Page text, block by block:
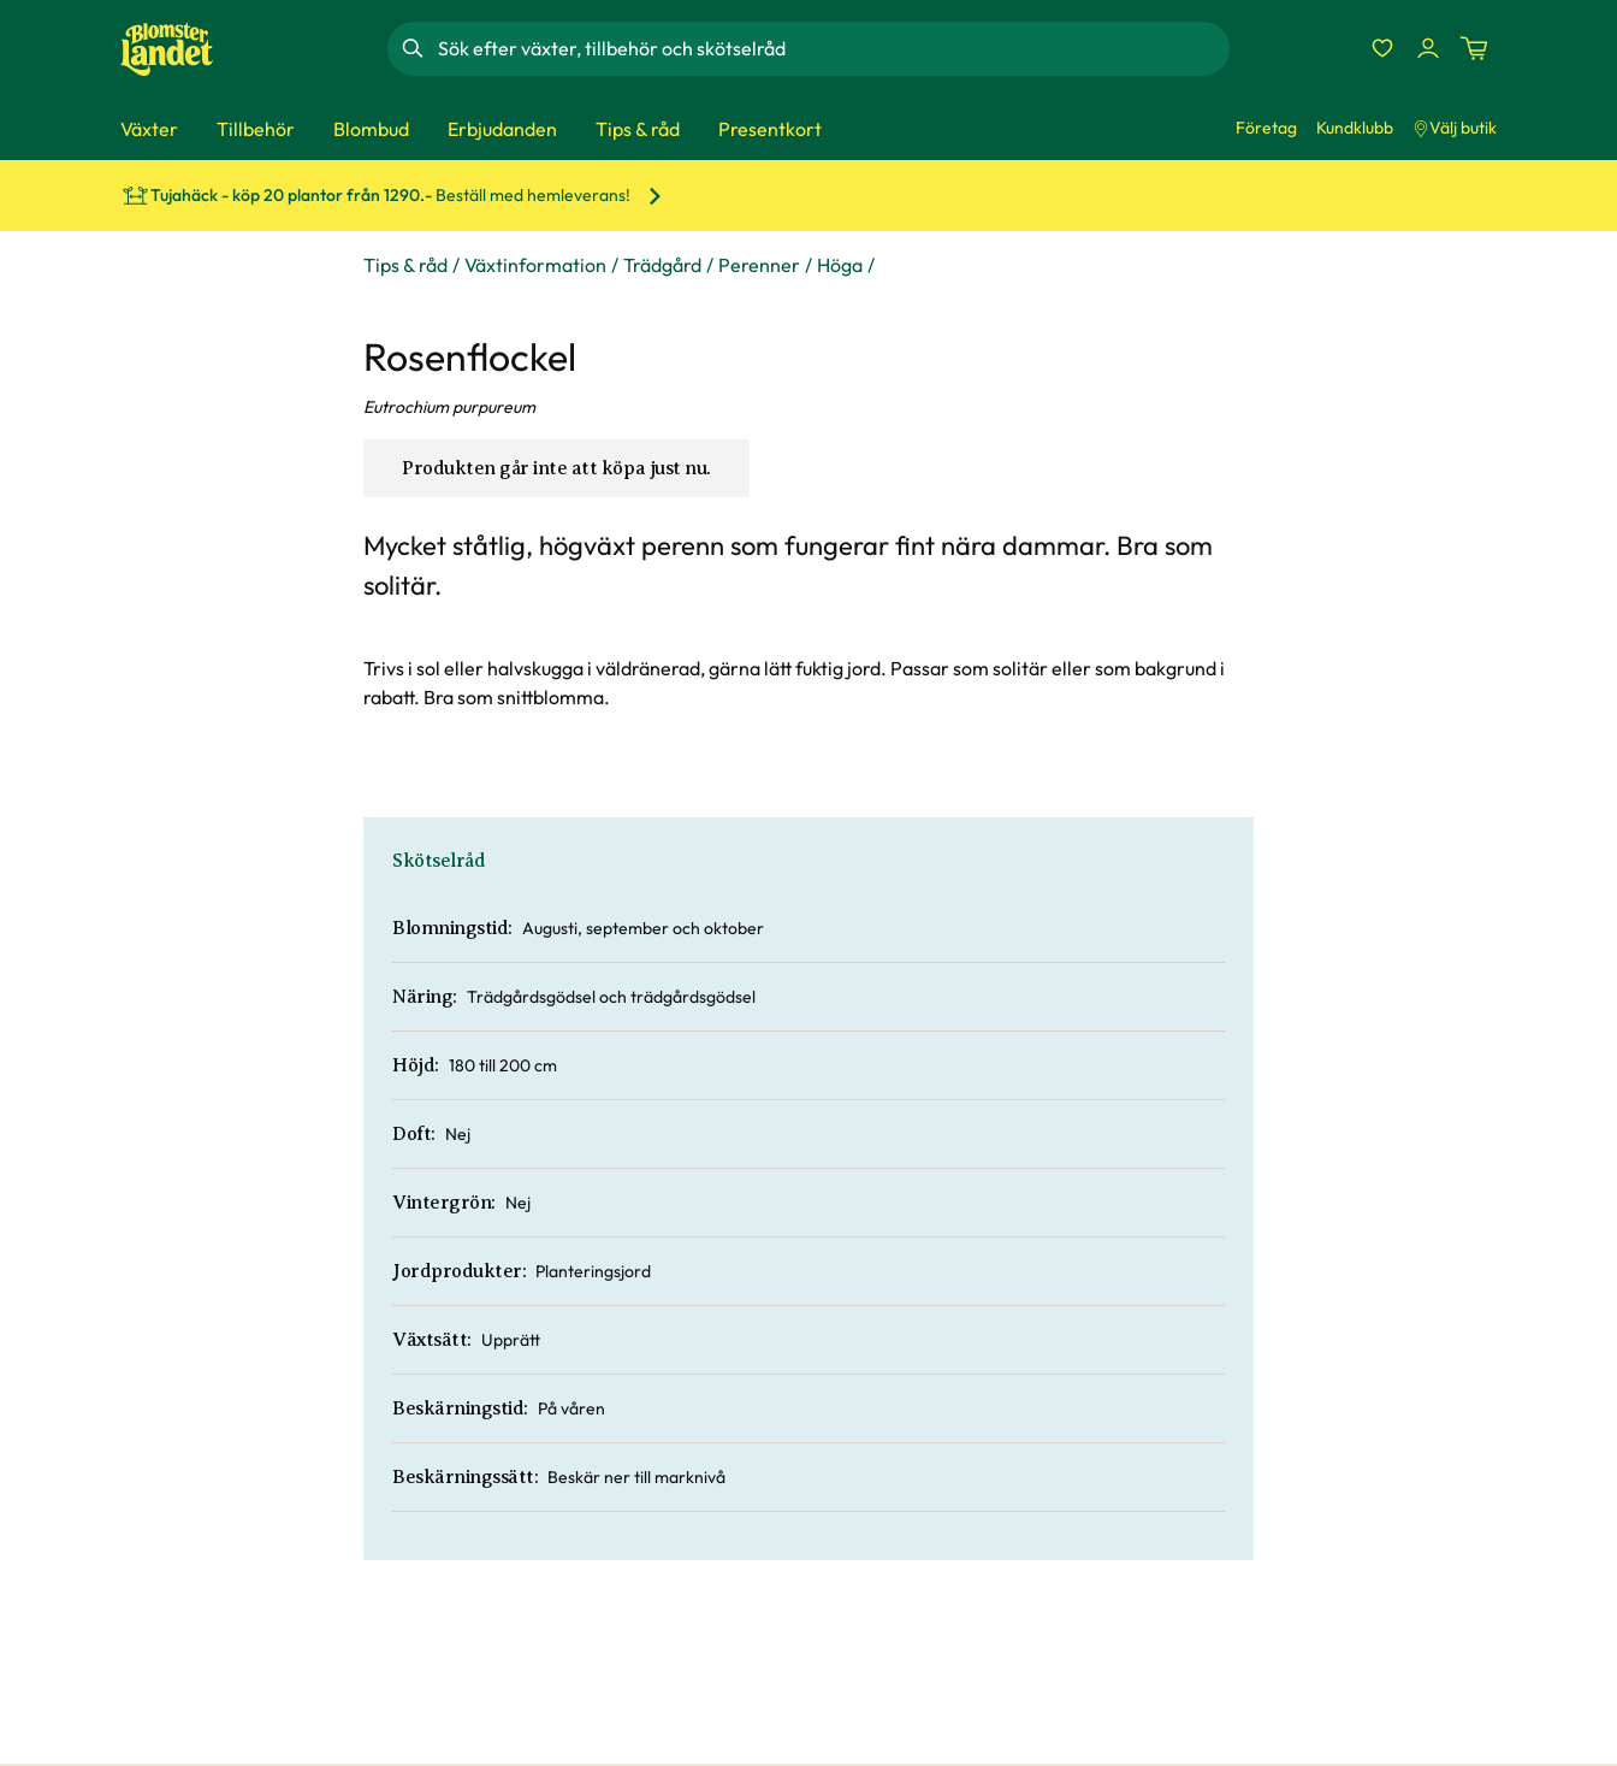
Sök
Växter Tillbehör Blombud Erbjudanden Tips & råd Presentkort Företag Kundklubb Välj butik
Tujahäck - köp 20 plantor från 1290.- Beställ med hemleverans!
Tips & råd Växtinformation Trädgård Perenner Höga
Rosenflockel
Eutrochium purpureum
Produkten går inte att köpa just nu.
Mycket ståtlig, högväxt perenn som fungerar fint nära dammar. Bra som
solitär.
Trivs i sol eller halvskugga i väldränerad, gärna lätt fuktig jord. Passar som solitär eller som bakgrund i
rabatt. Bra som snittblomma.
Skötselråd
Blomningstid: Augusti, september och oktober
Näring: Trädgårdsgödsel och trädgårdsgödsel
Höjd: 180 till 200 cm
Doft: Nej
Vintergrön: Nej
Jordprodukter: Planteringsjord
Växtsätt: Upprätt
Beskärningstid: På våren
Beskärningssätt: Beskär ner till marknivå